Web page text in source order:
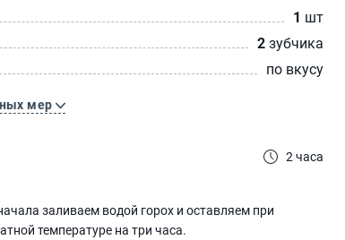
1 шт
2зубчика
по вкусу
мер
2 часа
заливаем водой горох и оставляем при
температуре на три часа.